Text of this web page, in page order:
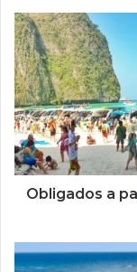
Obligados a